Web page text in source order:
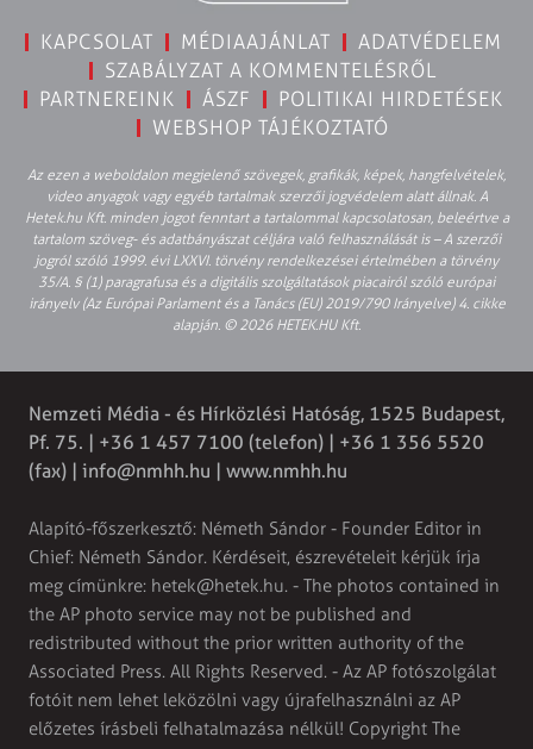
KAPCSOLAT MÉDIAAJÁNLAT
ADATVÉDELEM
SZABÁLYZAT A KOMMENTELÉSRŐL
PARTNEREINK
ÁSZF
POLITIKAI HIRDETÉSEK
WEBSHOP TÁJÉKOZTATÓ
Az ezen a weboldalon megjelenő szövegek, grafikák, képek, hangfelvételek,
video anyagok vagy egyéb tartalmak szerzői jogvédelem alatt állnak. A
Hetek.hu Kft. minden jogot fenntart a tartalommal kapcsolatosan, beleértve a
tartalom szöveg- és adatbányászat céljára való felhasználását is – A szerzői
jogról szóló 1999. évi LXXVI. törvény rendelkezései értelmében a törvény
35/A. § (1) paragrafusa és a digitális szolgáltatások piacairól szóló európai
irányelv (Az Európai Parlament és a Tanács (EU) 2019/790 Irányelve) 4. cikke
alapján. © 2026 HETEK.HU Kft.
Nemzeti Média - és Hírközlési Hatóság, 1525 Budapest,
Pf. 75. | +36 1 457 7100 (telefon) | +36 1 356 5520
(fax) | info@nmhh.hu | www.nmhh.hu
Alapító-főszerkesztő: Németh Sándor - Founder Editor in
Chief: Németh Sándor. Kérdéseit, észrevételeit kérjük írja
meg címünkre: hetek@hetek.hu. - The photos contained in
the AP photo service may not be published and
redistributed without the prior written authority of the
Associated Press. All Rights Reserved. - Az AP fotószolgálat
fotóit nem lehet leközölni vagy újrafelhasználni az AP
előzetes írásbeli felhatalmazása nélkül! Copyright The